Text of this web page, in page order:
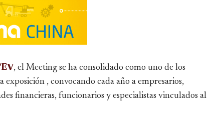
, el Meeting se ha consolidado como uno de los
, convocando cada año a empresarios,
financieras, funcionarios y especialistas vinculados al